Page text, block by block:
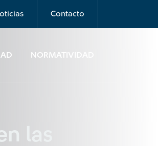
Contacto
NORMATIVIDAD
las